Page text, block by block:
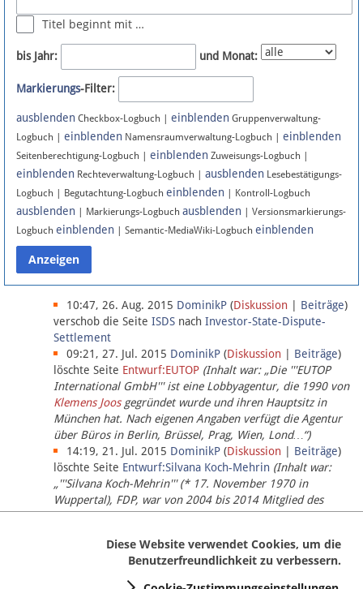
Newsletter
Bluesky
Facebook
Instagram
Anmelden
Datenschutz
Über Lobbypedia
Impressum
Titel beginnt mit …
bis Jahr: und Monat:
Markierungs-Filter:
ausblenden Checkbox-Logbuch | einblenden Gruppenverwaltung-
Logbuch | einblenden Namensraumverwaltung-Logbuch | einblenden
Seitenberechtigung-Logbuch | einblenden Zuweisungs-Logbuch |
einblenden Rechteverwaltung-Logbuch | ausblenden Lesebestätigungs-
Logbuch | Begutachtung-Logbuch einblenden | Kontroll-Logbuch
ausblenden | Markierungs-Logbuch ausblenden | Versionsmarkierungs-
Logbuch einblenden | Semantic-MediaWiki-Logbuch einblenden
10:47, 26. Aug. 2015 DominikP (Diskussion Beiträge)
verschob die Seite ISDS nach Investor-State-Dispute-
Settlement
09:21, 27. Jul. 2015 DominikP (Diskussion Beiträge)
löschte Seite Entwurf:EUTOP (Inhalt war: „Die '''EUTOP
International GmbH''' ist eine Lobbyagentur, die 1990 von
Klemens Joosgegründet wurde und ihren Hauptsitz in
München hat. Nach eigenen Angaben verfügt die Agentur
über Büros in Berlin, Brüssel, Prag, Wien, Lond…“)
14:19, 21. Jul. 2015 DominikP (Diskussion Beiträge)
löschte Seite Entwurf:Silvana Koch-Mehrin (Inhalt war:
„'''Silvana Koch-Mehrin''' (* 17. November 1970 in
Wuppertal), FDP, war von 2004 bis 2014 Mitglied des
Europäischen Parlaments, seit November 2014 ist sie für
Diese Website verwendet Cookies, um die
Benutzerfreundlichkeit zu verbessern.